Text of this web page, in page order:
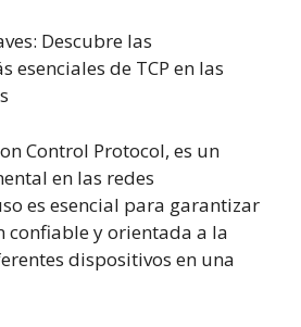
Descubre las
esenciales de TCP en las
Control Protocol, es un
en las redes
es esencial para garantizar
confiable y orientada a la
dispositivos en una